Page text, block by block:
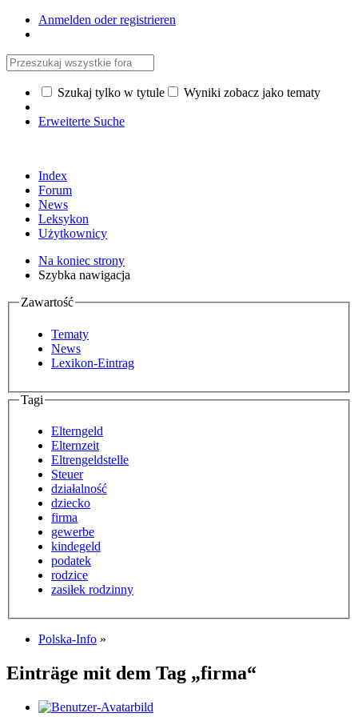
Anmelden oder registrieren
Szukaj tylko w tytule Wyniki zobacz jako tematy
Erweiterte Suche
Index
Forum
News
Leksykon
Użytkownicy
Na koniec strony
Szybka nawigacja
Zawartość
Tematy
News
Lexikon-Eintrag
Tagi
Elterngeld
Elternzeit
Eltrengeldstelle
Steuer
działalność
dziecko
firma
gewerbe
kindegeld
podatek
rodzice
zasiłek rodzinny
Polska-Info »
Einträge mit dem Tag „firma“